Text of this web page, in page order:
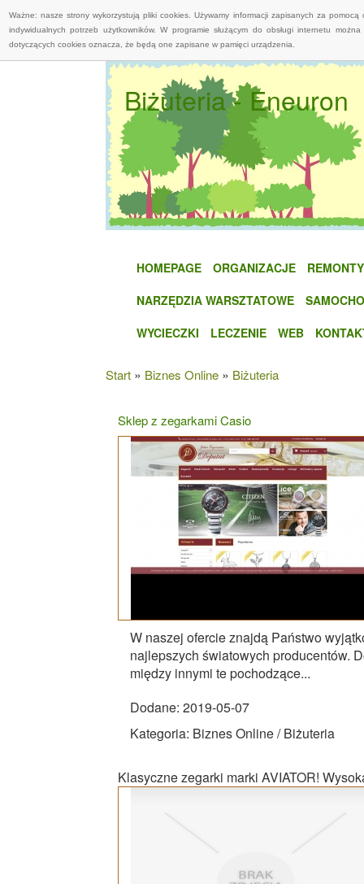
Ważne: nasze strony wykorzystują pliki cookies. Używamy informacji zapisanych za
indywidualnych potrzeb użytkowników. W programie służącym do obsługi internetu
dotyczących cookies oznacza, że będą one zapisane w pamięci urządzenia.
Biżuteria - Eneuron
HOMEPAGE ORGANIZACJE
REMONTY
NARZĘDZIA WARSZTATOWE
WYCIECZKI
LECZENIE WEB
Start » Biznes Online » Biżuteria
Sklep z zegarkami Casio
W naszej ofercie znajdą Państwo
najlepszych światowych producentów.
między innymi te pochodzące...
Dodane: 2019-05-07
Kategoria: Biznes Online / Biżuteria
Klasyczne zegarki marki AVIATOR!